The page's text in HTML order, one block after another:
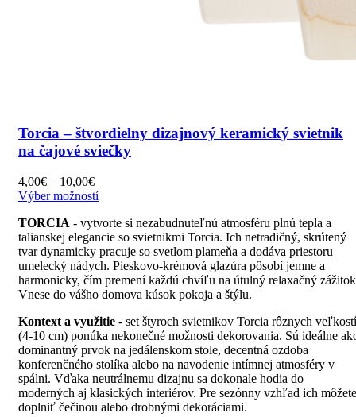
Torcia – štvordielny dizajnový keramický svietnik
na čajové sviečky
4,00€ – 10,00€Price
range:
through
10,00€
Výber možnostíTento
má
viacero
variantov.
Možnosti
si
môžete
na
stránke
produktu.
TORCIA - vytvorte si nezabudnuteľnú atmosféru plnú tepla a
talianskej elegancie so svietnikmi Torcia. Ich netradičný, skrútený
tvar dynamicky pracuje so svetlom plameňa a dodáva priestoru
umelecký nádych. Pieskovo-krémová glazúra pôsobí jemne a
harmonicky, čím premení každú chvíľu na útulný relaxačný
Vnese do vášho domova kúsok pokoja a štýlu.
Kontext a využitie - set štyroch svietnikov Torcia rôznych veľkostí
(4-10 cm) ponúka nekonečné možnosti dekorovania. Sú ideálne
dominantný prvok na jedálenskom stole, decentná ozdoba
konferenčného stolíka alebo na navodenie intímnej atmosféry v
spálni. Vďaka neutrálnemu dizajnu sa dokonale hodia do
moderných aj klasických interiérov. Pre sezónny vzhľad ich môžete
doplniť čečinou alebo drobnými dekoráciami.